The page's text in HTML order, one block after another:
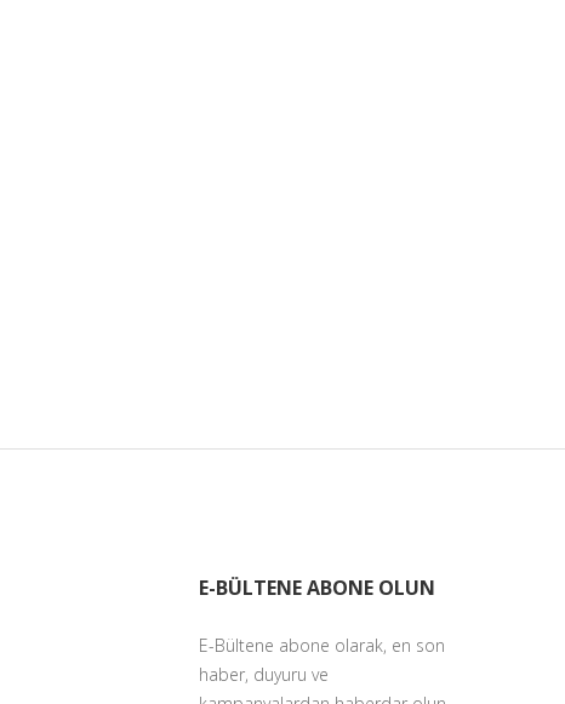
E-BÜLTENE ABONE OLUN
E-Bültene abone olarak, en son
haber, duyuru ve